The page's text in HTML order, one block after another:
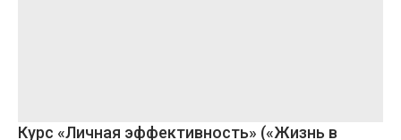
Курс «Личная эффективность» («Жизнь в